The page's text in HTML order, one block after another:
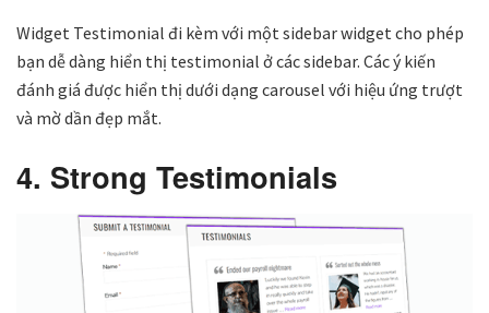
Widget Testimonial đi kèm với một sidebar widget cho phép
bạn dễ dàng hiển thị testimonial ở các sidebar. Các ý kiến ​​
đánh giá được hiển thị dưới dạng carousel với hiệu ứng trượt
và mờ dần đẹp mắt.
4. Strong Testimonials